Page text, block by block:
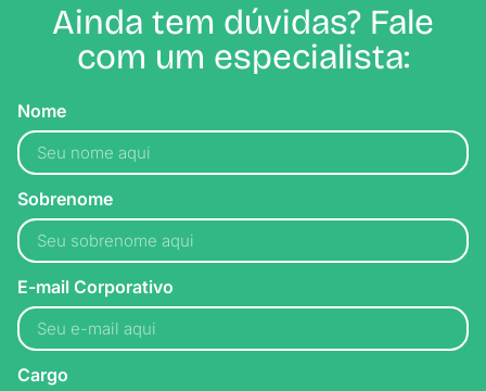
Ainda tem dúvidas? Fale
com um especialista:
Nome
Sobrenome
E-mail Corporativo
Cargo